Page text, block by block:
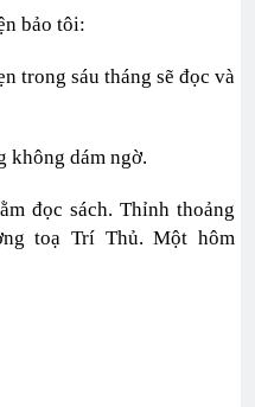
bảo tôi:
sáu tháng sẽ đọc và
không dám ngờ.
đọc sách. Thỉnh thoảng
toạ Trí Thủ. Một hôm